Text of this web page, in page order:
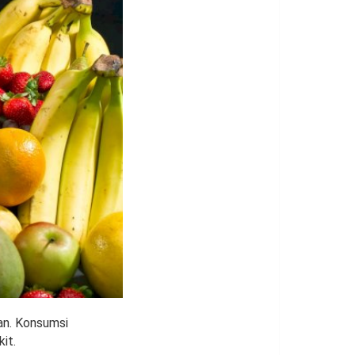
Konsumsi